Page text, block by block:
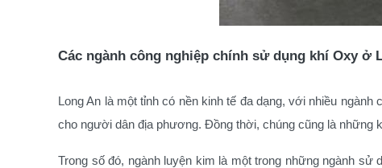
Các ngành công nghiệp chính sử dụng khí Oxy ở
Long An là một tỉnh có nền kinh tế đa dạng, với nhiều
cho người dân địa phương. Đồng thời, chúng cũng là những
Trong số đó, ngành luyện kim là một trong những ngành